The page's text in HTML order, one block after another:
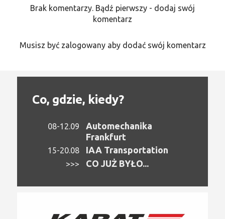
Brak komentarzy. Bądź pierwszy - dodaj swój
komentarz
Musisz być zalogowany aby dodać swój komentarz
Co, gdzie, kiedy?
08-12.09
Automechanika
Frankfurt
15-20.08 IAA Transportation
>>> CO JUŻ BYŁO...